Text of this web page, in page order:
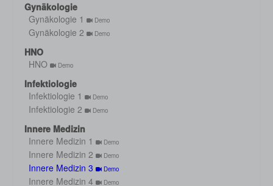
Gynäkologie
Gynäkologie 1
Demo
Gynäkologie 2 Demo
HNO
HNO
Demo
Infektiologie
Infektiologie 1
Demo
Infektiologie 2 Demo
Innere Medizin
Innere Medizin 1
Demo
Innere Medizin 2 Demo
Innere Medizin 3 Demo
Innere Medizin 4 Demo